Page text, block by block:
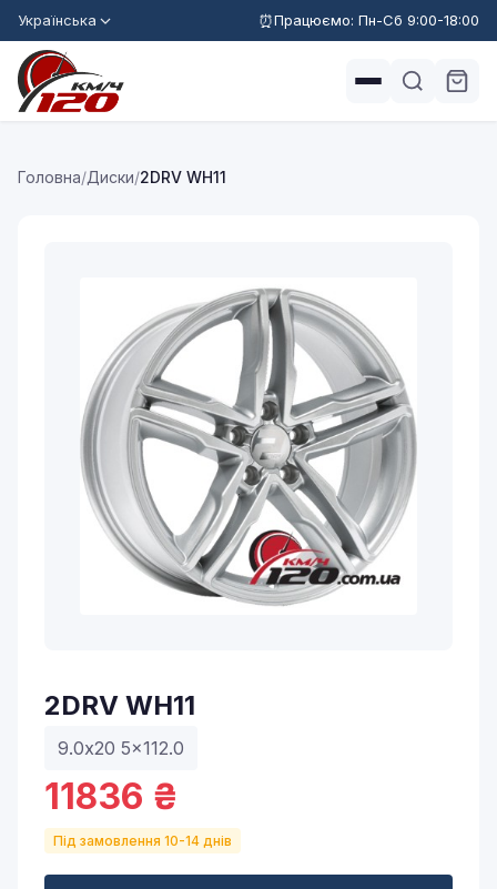
Українська Працюємо: Пн-Сб 9:00-18:00
Головна/Диски/2DRV WH11
2DRV WH11
9.0x20 5x112.0
11836 ₴
Під замовлення 10-14 днів